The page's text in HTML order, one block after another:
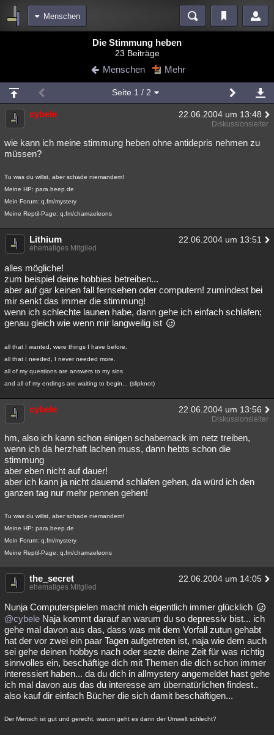
Menschen
Blogs
Chat Wiki Neuigkeiten
meine Rubriken
Menschen Mystery Kriminalfälle
Spiritualität Verschwörungen Technologie Ufologie
Philosophie Träume
Musik Clash Verbesserungen
Übersichten
Besucht Teilgenommen Alle Neue Geschlossen
Lesenswert Schlüsselwörter
Die Stimmung heben
23 Beiträge
Menschen Mehr
Seite 1 / 2
cybele 22.06.2004 um 13:48
Diskussionsleiter
wie kann ich meine stimmung heben ohne antidepris nehmen zu
müssen?
Tu was du willst, aber schade niemandem!
Meine HP: para.beep.de
Mein Forum: q.fm/mystery
Meine Reptil-Page: q.fm/chamaeleons
Lithium 22.06.2004 um 13:51
ehemaliges Mitglied
alles mögliche!
zum beispiel deine hobbies betreiben...
aber auf gar keinen fall fernsehen oder computern! zumindest bei
mir senkt das immer die stimmung!
wenn ich schlechte launen habe, dann gehe ich einfach schlafen;
genau gleich wie wenn mir langweilig ist
all that I wanted, were things I have before.
all that I needed, I never needed more.
all of my questions are answers to my sins
and all of my endings are waiting to begin... (slipknot)
cybele 22.06.2004 um 13:56
Diskussionsleiter
hm, also ich kann schon einigen schabernack im netz treiben,
wenn ich da herzhaft lachen muss, dann hebts schon die
stimmung
aber eben nicht auf dauer!
aber ich kann ja nicht dauernd schlafen gehen, da würd ich den
ganzen tag nur mehr pennen gehen!
Tu was du willst, aber schade niemandem!
Meine HP: para.beep.de
Mein Forum: q.fm/mystery
Meine Reptil-Page: q.fm/chamaeleons
the_secret 22.06.2004 um 14:05
ehemaliges Mitglied
Nunja Computerspielen macht mich eigentlich immer glücklich
@cybele Naja kommt darauf an warum du so depressiv bist... ich
gehe mal davon aus das, dass was mit dem Vorfall zutun gehabt
hat der vor zwei ein paar Tagen aufgetreten ist, naja wie dem auch
sei gehe deinen hobbys nach oder sezte deine Zeit für was richtig
sinnvolles ein, beschäftige dich mit Themen die dich schon immer
interessiert haben... da du dich in allmystery angemeldet hast gehe
ich mal davon aus das du interesse am übernatürlichen findest..
also kauf dir einfach Bücher die sich damit beschäftigen...
Der Mensch ist gut und gerecht, warum geht es dann der Umwelt schlecht?